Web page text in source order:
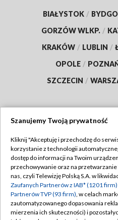
BIAŁYSTOK /
GORZÓW WLKP. /
KRAKÓW / LUBLIN /
OPOLE /
SZCZECIN /
Abonament TVP
Emisja w TVP
Centrum informacji TVP
Naziemna Telewizja Cyfrowa
Polityka
Moje
Szanujemy Twoją prywatność
Kliknij "Akceptuję i przechodzę do
korzystanie z technologii
dostęp do informacji na Twoim
przechowywanie oraz na
nas, czyli Telewizję Polską S.A. w
Zaufanych Partnerów z IAB* (1201 firm)
Partnerów TVP (93 firm), w celach
zautomatyzowanego dopasowania
mierzenia ich skuteczności) i